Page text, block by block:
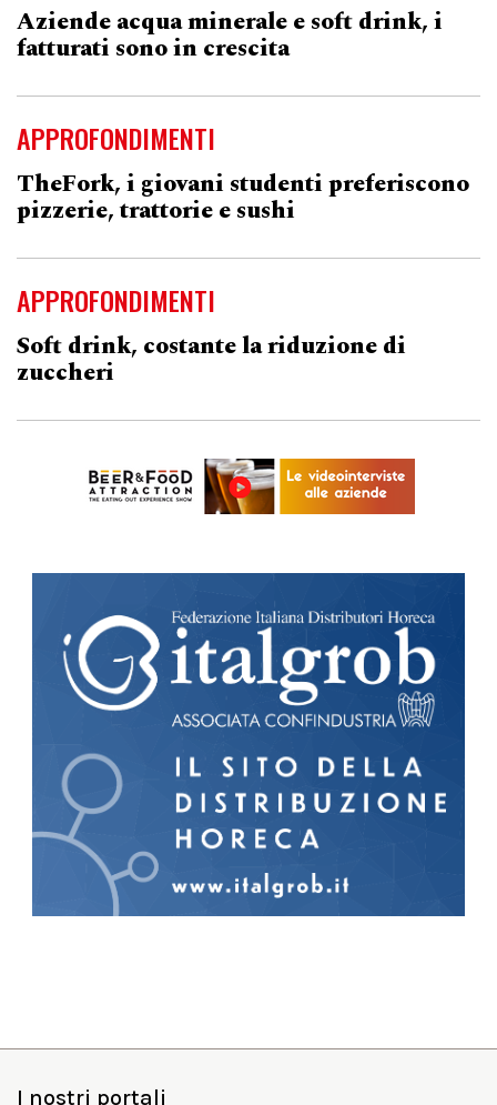
Aziende acqua minerale e soft drink, i
fatturati sono in crescita
APPROFONDIMENTI
TheFork, i giovani studenti preferiscono
pizzerie, trattorie e sushi
APPROFONDIMENTI
Soft drink, costante la riduzione di
zuccheri
I nostri portali